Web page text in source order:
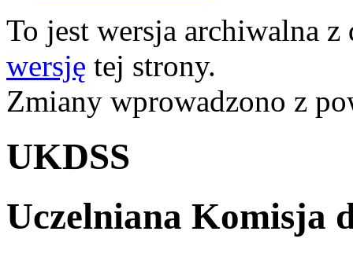
To jest wersja archiwalna
wersję tej strony.
Zmiany wprowadzono z
UKDSS
Uczelniana Komisja